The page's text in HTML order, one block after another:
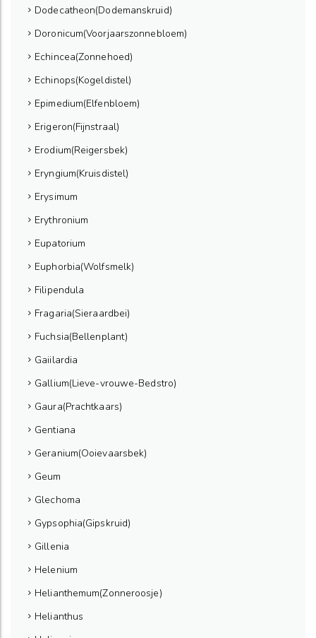
Dodecatheon(Dodemanskruid)
Doronicum(Voorjaarszonnebloem)
Echincea(Zonnehoed)
Echinops(Kogeldistel)
Epimedium(Elfenbloem)
Erigeron(Fijnstraal)
Erodium(Reigersbek)
Eryngium(Kruisdistel)
Erysimum
Erythronium
Eupatorium
Euphorbia(Wolfsmelk)
Filipendula
Fragaria(Sieraardbei)
Fuchsia(Bellenplant)
Gaiilardia
Gallium(Lieve-vrouwe-Bedstro)
Gaura(Prachtkaars)
Gentiana
Geranium(Ooievaarsbek)
Geum
Glechoma
Gypsophia(Gipskruid)
Gillenia
Helenium
Helianthemum(Zonneroosje)
Helianthus